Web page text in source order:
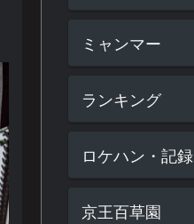
ミャンマー
ランキング
ロケハン・記録
京王百草園